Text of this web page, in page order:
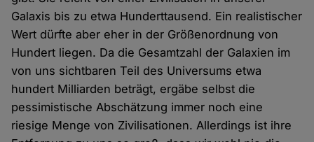
Galaxis bis zu etwa Hunderttausend. Ein realistischer
Wert dürfte aber eher in der Größenordnung von
Hundert liegen. Da die Gesamtzahl der Galaxien im
von uns sichtbaren Teil des Universums etwa
hundert Milliarden beträgt, ergäbe selbst die
pessimistische Abschätzung immer noch eine
riesige Menge von Zivilisationen. Allerdings ist ihre